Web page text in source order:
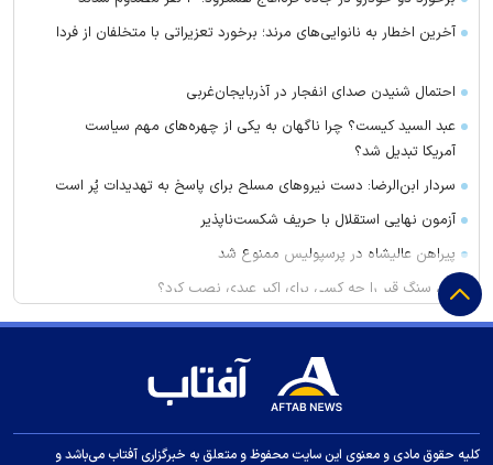
آخرین اخطار به نانوایی‌های مرند؛ برخورد تعزیراتی با متخلفان از فردا
احتمال شنیدن صدای انفجار در آذربایجان‌غربی
عبد السید کیست؟ چرا ناگهان به یکی از چهره‌های مهم سیاست
آمریکا تبدیل شد؟
سردار ابن‌الرضا: دست نیرو‌های مسلح برای پاسخ به تهدیدات پُر است
آزمون نهایی استقلال با حریف شکست‌ناپذیر
پیراهن عالیشاه در پرسپولیس ممنوع شد
این سنگ قبر را چه کسی برای اکبر عبدی نصب کرد؟
بذرهای جدید دیم در مسیر تجاری‌سازی
افزایش ایمنی و بهره‌وری عملیاتی در مرکز سوخت‌گیری هواپیمایی
نیروی هوایی ارتش: وضعیت سه خلبان عملیات حمله به العدید هنوز
کلیه حقوق مادی و معنوی این سایت محفوظ و متعلق به خبرگزاری آفتاب می‌باشد و